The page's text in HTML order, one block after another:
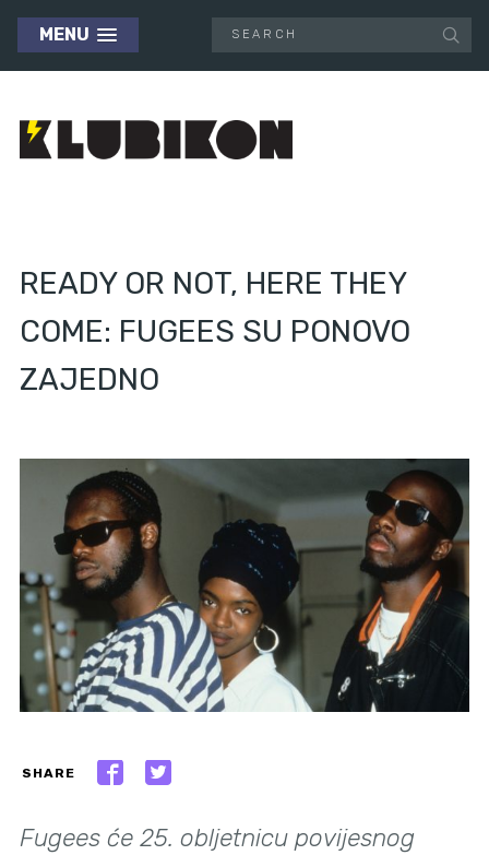
MENU
READY OR NOT, HERE THEY
COME: FUGEES SU PONOVO
ZAJEDNO
SHARE
Fugees će 25. obljetnicu povijesnog